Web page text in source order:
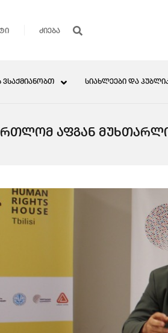
ᲕᲡᲐᲥᲛᲘᲐᲜᲝᲑᲗ ᲡᲘᲐᲮᲚᲔᲔᲑᲘ ᲓᲐ
ᲐᲤᲒᲐᲜ